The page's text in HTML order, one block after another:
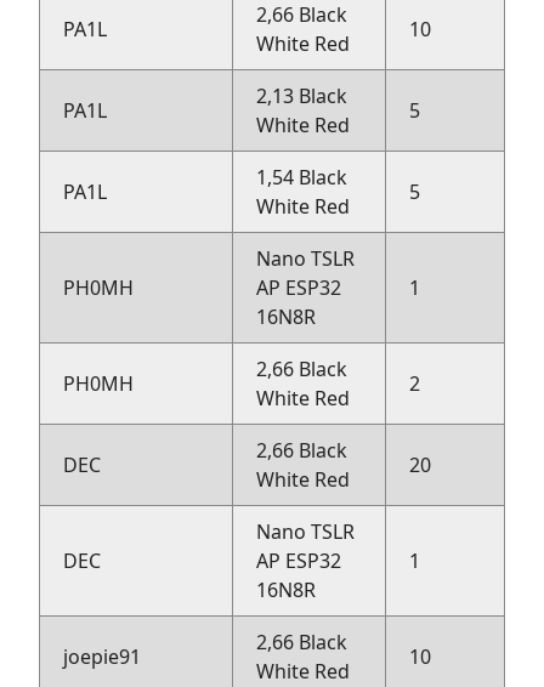
PA1L
2,66 Black
White Red
10
PA1L
2,13 Black
White Red
5
PA1L
1,54 Black
White Red
5
PH0MH
Nano TSLR
AP ESP32
16N8R
1
PH0MH
2,66 Black
White Red
2
DEC
2,66 Black
White Red
20
DEC
Nano TSLR
AP ESP32
16N8R
1
joepie91
2,66 Black
White Red
10